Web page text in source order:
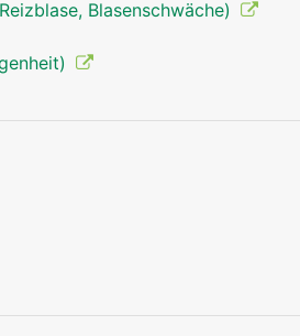
Blasenschwäche)